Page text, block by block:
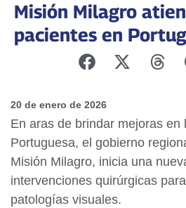
Misión Milagro
pacientes en
20 de enero de 2026
En aras de brindar mejoras en
Portuguesa, el gobierno
Misión Milagro, inicia una
intervenciones quirúrgicas
patologías visuales.